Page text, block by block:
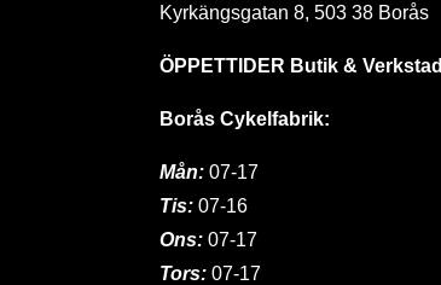
Kyrkängsgatan 8, 503 38 Borås
ÖPPETTIDER Butik & Verkstad
Borås Cykelfabrik:
Mån: 07-17
Tis: 07-16
Ons:07-17
Tors: 07-17